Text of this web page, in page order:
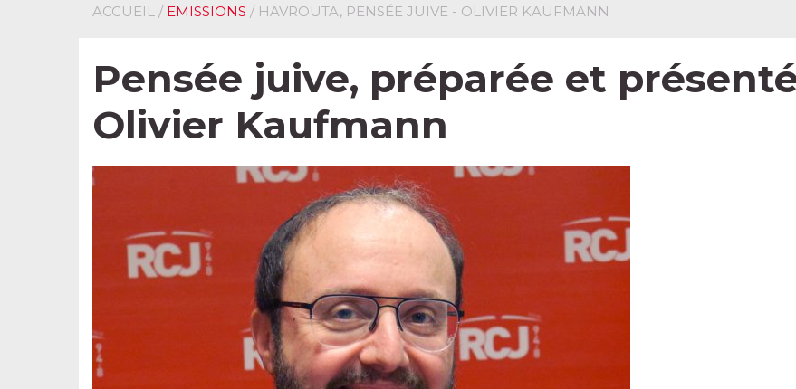
ACCUEIL / EMISSIONS / HAVROUTA, PENSÉE JUIVE - OLIVIER KAUFMANN
Pensée juive, préparée et
Olivier Kaufmann